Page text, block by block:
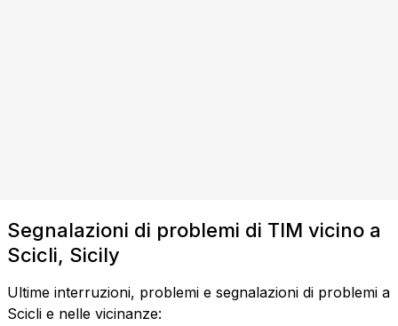
Segnalazioni di problemi di TIM vicino a
Scicli, Sicily
Ultime interruzioni, problemi e segnalazioni di problemi a
Scicli e nelle vicinanze: